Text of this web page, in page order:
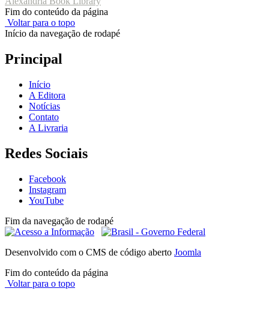
Fim do conteúdo da página
Voltar para o topo
Início da navegação de rodapé
Principal
Início
A Editora
Notícias
Contato
A Livraria
Redes Sociais
Facebook
Instagram
YouTube
Fim da navegação de rodapé
Desenvolvido com o CMS de código aberto Joomla
Fim do conteúdo da página
Voltar para o topo